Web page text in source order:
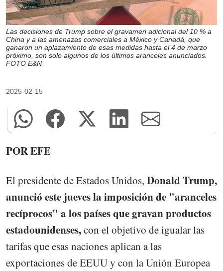
Las decisiones de Trump sobre el gravamen adicional del 10 % a
China y a las amenazas comerciales a México y Canadá, que
ganaron un aplazamiento de esas medidas hasta el 4 de marzo
próximo, son solo algunos de los últimos aranceles anunciados.
FOTO E&N
2025-02-15
POR EFE
El presidente de Estados Unidos, Donald Trump,
anunció este jueves la imposición de "aranceles
recíprocos" a los países que gravan productos
estadounidenses,con el objetivo de igualar las
tarifas que esas naciones aplican a las
exportaciones de EEUU y con la Unión Europea